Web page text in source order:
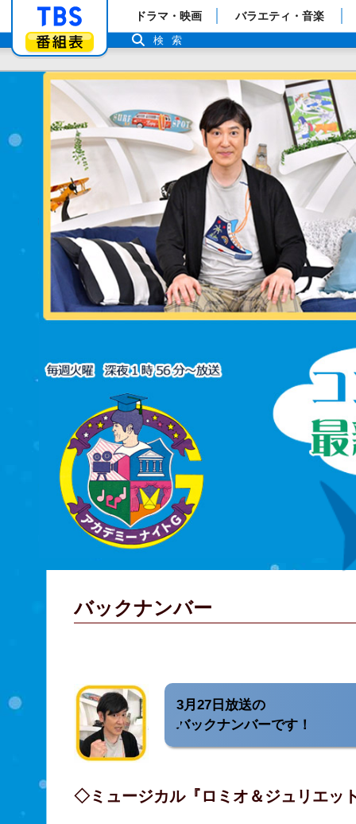
「TBSテレビ」トップページ
番組表
ドラマ・映画 バラエティ・音楽
検索
バックナンバー
3月27日放送の
バックナンバーです！
◇ミュージカル『ロミオ＆ジュリエッ